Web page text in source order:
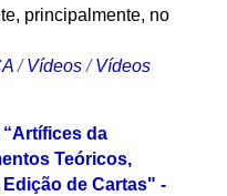
principalmente, no
/Vídeos /Vídeos
da
Teóricos,
de Cartas" -